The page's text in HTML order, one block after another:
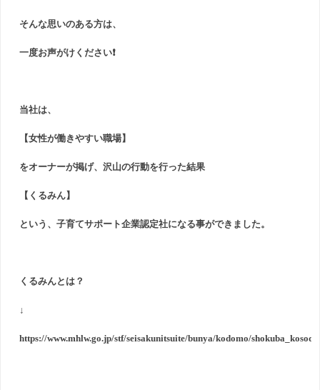
そんな思いのある方は、
一度お声がけください❗
当社は、
【女性が働きやすい職場】
をオーナーが掲げ、沢山の行動を行った結果
【くるみん】
という、子育てサポート企業認定社になる事ができました。
くるみんとは？
↓
https://www.mhlw.go.jp/stf/seisakunitsuite/bunya/kodomo/